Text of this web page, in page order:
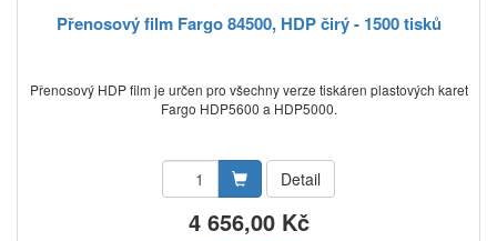
Přenosový film Fargo 84500, HDP čirý - 1500 tisků
Přenosový HDP film je určen pro všechny verze tiskáren plastových karet
Fargo HDP5600 a HDP5000.
Detail
4 656,00 Kč